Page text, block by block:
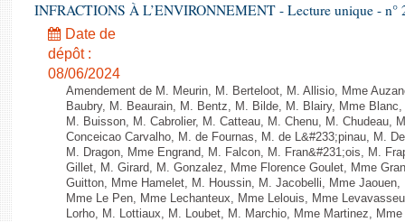
INFRACTIONS À L’ENVIRONNEMENT - Lecture unique - n°
Date de
dépôt :
08/06/2024
Amendement de M. Meurin, M. Berteloot, M. Allisio, Mme
Baubry, M. Beaurain, M. Bentz, M. Bilde, M. Blairy, Mme
M. Buisson, M. Cabrolier, M. Catteau, M. Chenu, M. Chudeau,
Conceicao Carvalho, M. de Fournas, M. de L&#233;pinau, M.
M. Dragon, Mme Engrand, M. Falcon, M. Fran&#231;ois, M.
Gillet, M. Girard, M. Gonzalez, Mme Florence Goulet, Mme
Guitton, Mme Hamelet, M. Houssin, M. Jacobelli, Mme
Mme Le Pen, Mme Lechanteux, Mme Lelouis, Mme
Lorho, M. Lottiaux, M. Loubet, M. Marchio, Mme Martinez,